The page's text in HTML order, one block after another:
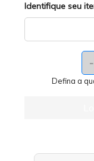
Identifique seu
-
Defina a